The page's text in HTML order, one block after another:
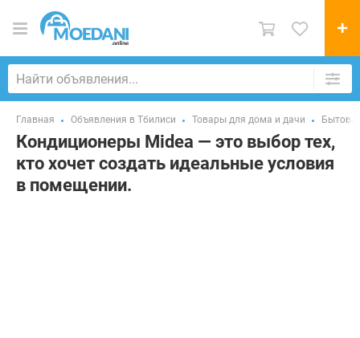
Главная Объявления в Тбилиси Товары для дома и дачи
Кондиционеры Midea — это выбор тех,
кто хочет создать идеальные условия
в помещении.